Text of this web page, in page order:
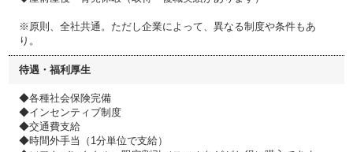
※原則、全社共通。ただし企業によって、異なる制度や条件もあ
り。
待遇・福利厚生
◆各種社会保険完備
◆インセンティブ制度
◆交通費支給
◆時間外手当（1分単位で支給）